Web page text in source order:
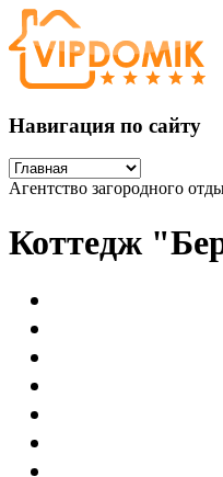
Навигация по сайту
Агентство загородного
Коттедж